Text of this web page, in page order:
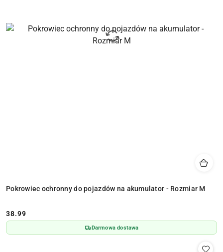
Pokrowiec ochronny do pojazdów na akumulator - Rozmiar M
Cena:
38.99
Darmowa dostawa